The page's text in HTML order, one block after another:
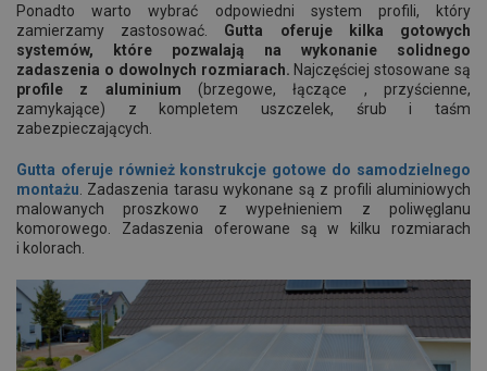
Ponadto warto wybrać odpowiedni system profili, który
zamierzamy zastosować. Gutta oferuje kilka gotowych
systemów, które pozwalają na wykonanie solidnego
zadaszenia o dowolnych rozmiarach. Najczęściej stosowane są
profile z aluminium (brzegowe, łączące , przyścienne,
zamykające) z kompletem uszczelek, śrub i taśm
zabezpieczających.
Gutta oferuje również konstrukcje gotowe do samodzielnego
montażu . Zadaszenia tarasu wykonane są z profili aluminiowych
malowanych proszkowo z wypełnieniem z poliwęglanu
komorowego. Zadaszenia oferowane są w kilku rozmiarach
i kolorach.